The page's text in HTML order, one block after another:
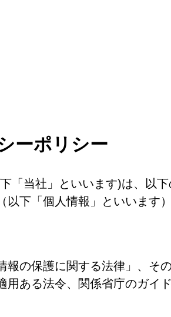
ーポリシー
「当社」といいます)は、以
以下「個人情報」といいます
報の保護に関する法律」、そ
用ある法令、関係省庁のガイ